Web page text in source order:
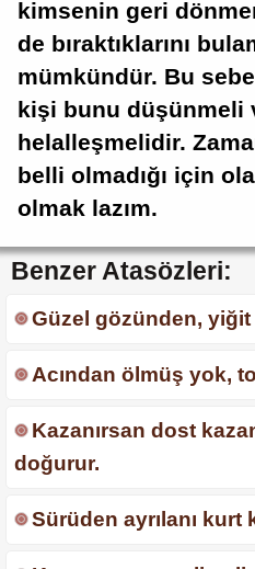
kimsenin geri
de bıraktıklarını
mümkündür. Bu
kişi bunu düşünmeli
helalleşmelidir.
belli olmadığı için
olmak lazım.
Benzer Atasözleri:
Güzel gözünden,
Acından ölmüş yok,
Kazanırsan dost
doğurur.
Sürüden ayrılanı kurt